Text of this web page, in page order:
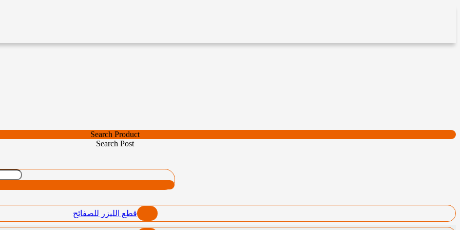
Search Product
Search Post
قطع الليزر للصفائح